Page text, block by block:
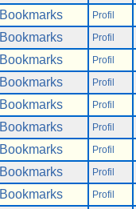
Bookmarks Profil
Bookmarks Profil
Bookmarks Profil
Bookmarks Profil
Bookmarks Profil
Bookmarks Profil
Bookmarks Profil
Bookmarks Profil
Bookmarks Profil